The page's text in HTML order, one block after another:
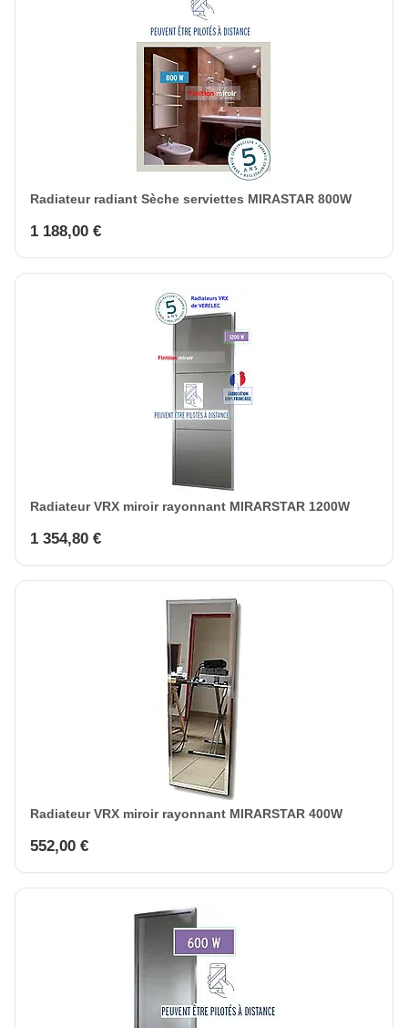
Radiateur radiant Sèche serviettes MIRASTAR 800W
1 188,00 €
Radiateur VRX miroir rayonnant MIRARSTAR 1200W
1 354,80 €
Radiateur VRX miroir rayonnant MIRARSTAR 400W
552,00 €